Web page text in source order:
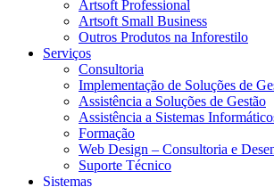
Artsoft Professional
Artsoft Small Business
Outros Produtos na Inforestilo
Serviços
Consultoria
Implementação de Soluções de
Assistência a Soluções de Gestão
Assistência a Sistemas
Formação
Web Design – Consultoria e
Suporte Técnico
Sistemas